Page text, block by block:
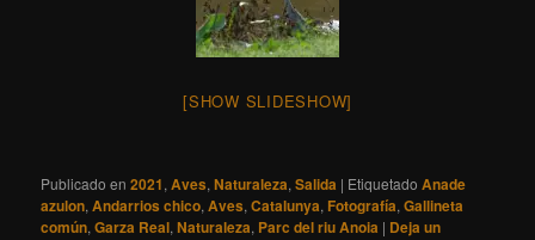
[SHOW SLIDESHOW]
Publicado en 2021,Aves,Naturaleza,Salida | Etiquetado Anade
azulon,Andarrios chico,Aves,Catalunya, Fotografía,Gallineta
común,Garza Real,Naturaleza, Parc del riu Anoia | Deja un